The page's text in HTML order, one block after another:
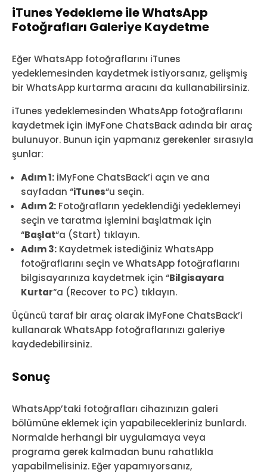
iTunes Yedekleme ile WhatsApp
Fotoğrafları Galeriye Kaydetme
Eğer WhatsApp fotoğraflarını iTunes
yedeklemesinden kaydetmek istiyorsanız, gelişmiş
bir WhatsApp kurtarma aracını da kullanabilirsiniz.
iTunes yedeklemesinden WhatsApp fotoğraflarını
kaydetmek için iMyFone ChatsBack adında bir araç
bulunuyor. Bunun için yapmanız gerekenler sırasıyla
şunlar:
Adım 1: iMyFone ChatsBack’i açın ve ana
sayfadan “iTunes“u seçin.
Adım 2: Fotoğrafların yedeklendiği yedeklemeyi
seçin ve taratma işlemini başlatmak için
“Başlat“a (Start) tıklayın.
Adım 3: Kaydetmek istediğiniz WhatsApp
fotoğraflarını seçin ve WhatsApp fotoğraflarını
bilgisayarınıza kaydetmek için “Bilgisayara
Kurtar“a (Recover to PC) tıklayın.
Üçüncü taraf bir araç olarak iMyFone ChatsBack’i
kullanarak WhatsApp fotoğraflarınızı galeriye
kaydedebilirsiniz.
Sonuç
WhatsApp’taki fotoğrafları cihazınızın galeri
bölümüne eklemek için yapabilecekleriniz bunlardı.
Normalde herhangi bir uygulamaya veya
programa gerek kalmadan bunu rahatlıkla
yapabilmelisiniz. Eğer yapamıyorsanız,